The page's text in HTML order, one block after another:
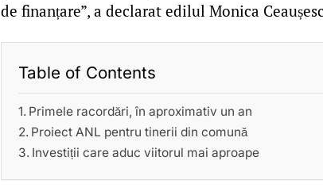
de finanțare”, a declarat edilul Monica
Table of Contents
Primele racordări, în aproximativ un an
Proiect ANL pentru tinerii din comună
Investiții care aduc viitorul mai aproape